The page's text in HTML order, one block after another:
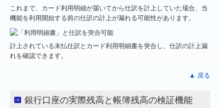
これまで、カード利用明細が届いてから仕訳を計上していた場合、当
機能を利用開始する前の仕訳の計上が漏れる可能性があります。
計上されている未払仕訳とカード利用明細書を突合し、仕訳の計上漏
れを確認できます。
▲ 戻る
銀行口座の実際残高と帳簿残高の検証機能